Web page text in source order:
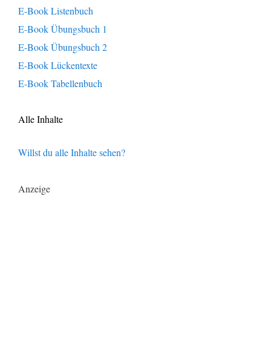
E-Book Listenbuch
E-Book Übungsbuch 1
E-Book Übungsbuch 2
E-Book Lückentexte
E-Book Tabellenbuch
Alle Inhalte
Willst du alle Inhalte sehen?
Anzeige